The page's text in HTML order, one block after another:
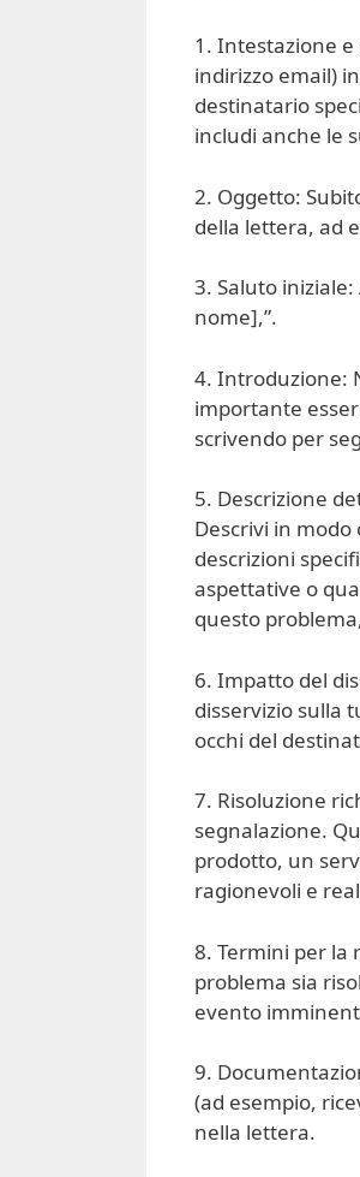
1. Intestazione
indirizzo email)
destinatario
includi anche le
2. Oggetto:
della lettera, ad
3. Saluto
nome],”.
4. Introduzione:
importante
scrivendo per
5. Descrizione
Descrivi in
descrizioni
aspettative o
questo
6. Impatto del
disservizio sulla
occhi del
7. Risoluzione
segnalazione.
prodotto, un
ragionevoli e
8. Termini per la
problema sia
evento
9.
(ad esempio,
nella lettera.